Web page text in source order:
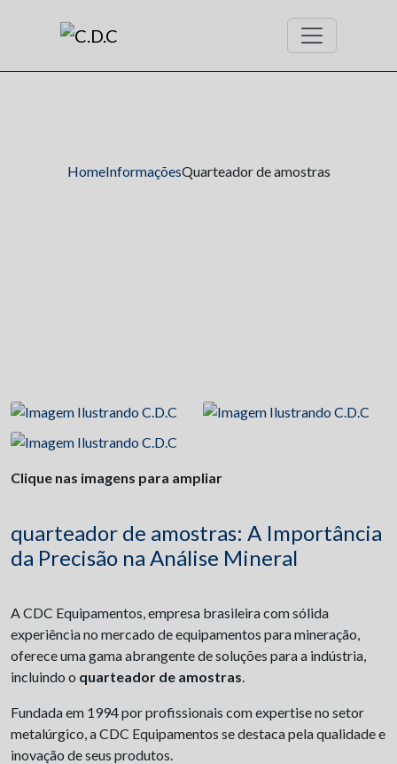
HomeInformaçõesQuarteador de amostras
Clique nas imagens para ampliar
quarteador de amostras: A Importância
da Precisão na Análise Mineral
A CDC Equipamentos, empresa brasileira com sólida
experiência no mercado de equipamentos para mineração,
oferece uma gama abrangente de soluções para a indústria,
incluindo o quarteador de amostras.
Fundada em 1994 por profissionais com expertise no setor
metalúrgico, a CDC Equipamentos se destaca pela qualidade e
inovação de seus produtos.